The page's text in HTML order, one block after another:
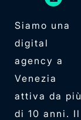
Siamo una
digital
agency a
Venezia
attiva da più
di 10 anni. Il